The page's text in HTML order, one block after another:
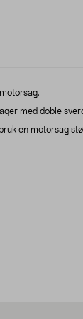
med doble
en motorsag